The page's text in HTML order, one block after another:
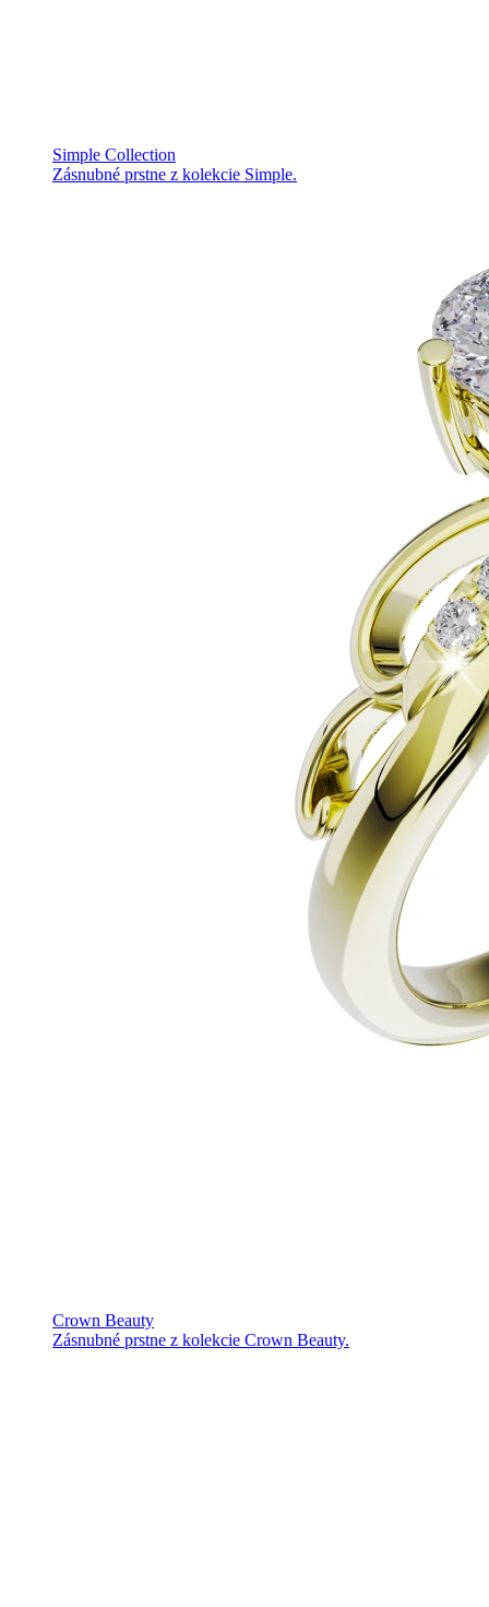
Simple Collection
Zásnubné prstne z kolekcie Simple.
Crown Beauty
Zásnubné prstne z kolekcie Crown Beauty.